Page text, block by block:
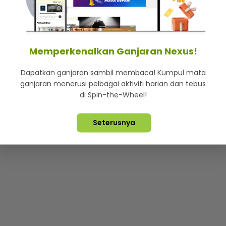
Lebih hot, viral dan sensasi
Terpelihara © 2026. Star Media Group Berhad [197101000523
Memperkenalkan Ganjaran Nexus!
Dapatkan ganjaran sambil membaca! Kumpul mata
ganjaran menerusi pelbagai aktiviti harian dan tebus
di Spin-the-Wheel!
Seterusnya